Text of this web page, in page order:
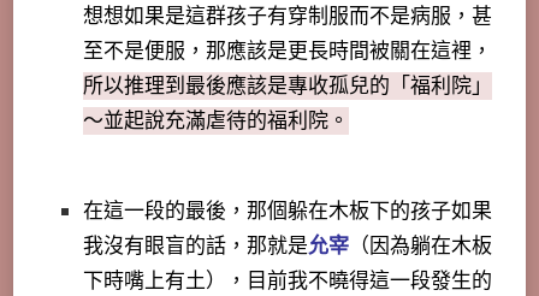
想想如果是這群孩子有穿制服而不是病服，甚
至不是便服，那應該是更長時間被關在這裡，
所以推理到最後應該是專收孤兒的「福利院」
～並起說充滿虐待的福利院。
在這一段的最後，那個躲在木板下的孩子如果
我沒有眼盲的話，那就是允宰 （因為躺在木板
下時嘴上有土），目前我不曉得這一段發生的